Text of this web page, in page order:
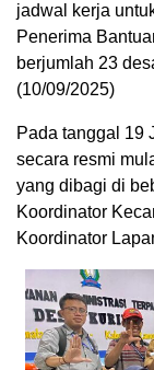
jadwal kerja
Penerima
berjumlah 23
(10/09/2025)
Pada tanggal 19
secara resmi
yang dibagi di
Koordinator
Koordinator